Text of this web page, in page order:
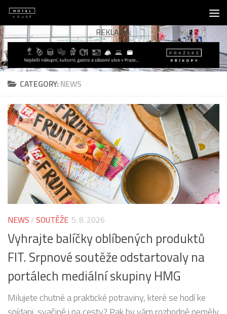
Skip to content
REKLAMA:
CATEGORY: NEWS
NEWS /SOUTĚŽE 5. 8. 2026
Vyhrajte balíčky oblíbených produktů
FIT. Srpnové soutěže odstartovaly na
portálech mediální skupiny HMG
Milujete chutné a praktické potraviny, které se hodí ke